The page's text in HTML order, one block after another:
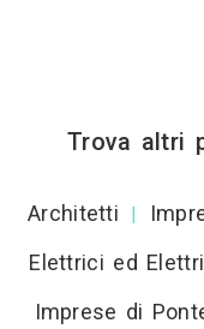
Trova altri
Architetti |
Elettrici ed
Imprese di